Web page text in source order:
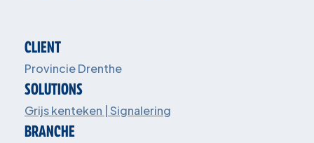
CLIENT
Provincie Drenthe
SOLUTIONS
Grijs kenteken | Signalering
BRANCHE